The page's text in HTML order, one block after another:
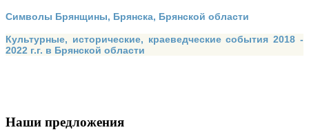
Символы Брянщины, Брянска, Брянской области
Культурные, исторические, краеведческие события 2018 -
2022 г.г. в Брянской области
Наши предложения